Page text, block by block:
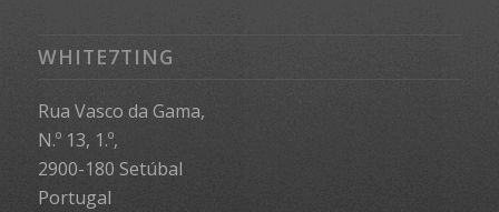
WHITE7TING
Rua Vasco da Gama,
N.º 13, 1.º,
2900-180 Setúbal
Portugal